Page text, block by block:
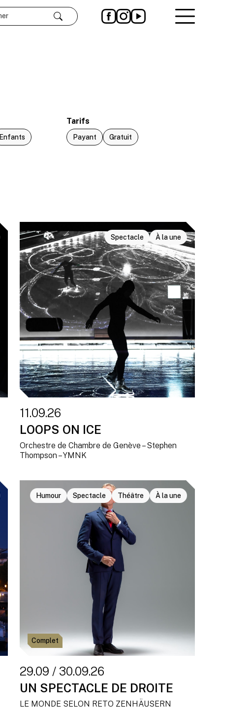
Rechercher
Enfants
Tarifs
Payant Gratuit
Spectacle À la une
11.09.26
LOOPS ON ICE
Orchestre de Chambre de Genève – Stephen
Thompson – YMNK
Humour Spectacle Théâtre À la une
Complet
29.09 / 30.09.26
UN SPECTACLE DE DROITE
LE MONDE SELON RETO ZENHÄUSERN